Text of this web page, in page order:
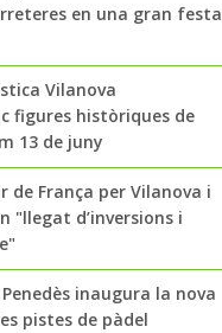
en una gran festa
Vilanova
figures històriques de
13 de juny
de França per Vilanova i
"llegat d’inversions i
inaugura la nova
pistes de pàdel